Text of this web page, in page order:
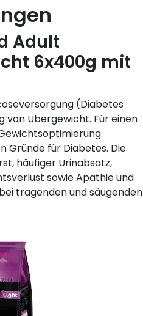
Adult
6x400g mit
(Diabetes
von Übergewicht. Für einen
Gründe für Diabetes. Die
häufiger Urinabsatz,
sowie Apathie und
tragenden und säugenden